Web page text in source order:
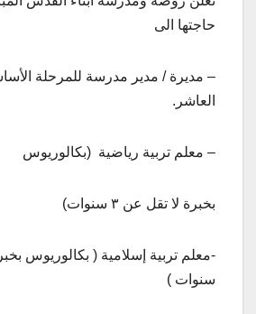
حاجتها الى
– مديرة / مدير مدرسة للمرحلة
العاشر.
– معلم تربية رياضية (بكالوريوس
بخبرة لا تقل عن ٣ سنوات)
سنوات )